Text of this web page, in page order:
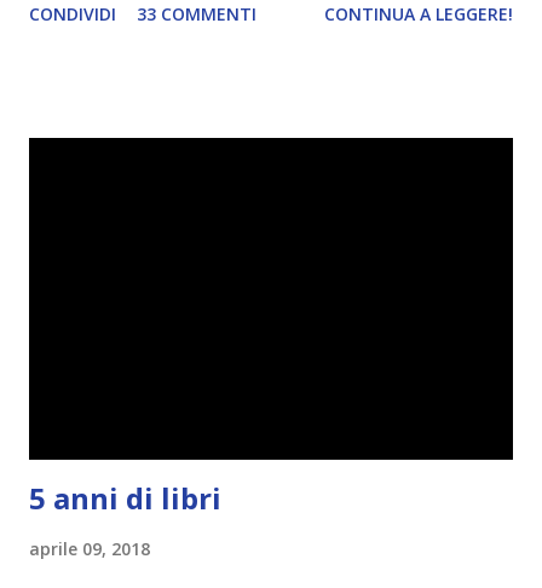
ho scoperto che anche alcuni di voi avrebbero fatto così,
CONDIVIDI 33 COMMENTI CONTINUA A LEGGERE!
5 anni di libri
aprile 09, 2018